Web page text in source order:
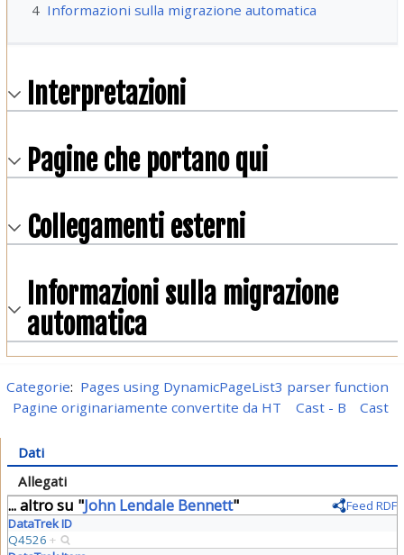
4 Informazioni sulla migrazione automatica
Interpretazioni
Pagine che portano qui
Collegamenti esterni
Informazioni sulla migrazione
automatica
Categorie: Pages using DynamicPageList3 parser function
Pagine originariamente convertite da HT
Cast - B Cast
Dati
Allegati
... altro su "John Lendale Bennett"
Feed RDF
DataTrek ID
Q4526 +